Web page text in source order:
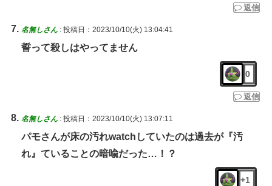
返信
名無しさん : 投稿日：2023/10/10(火) 13:04:41
誓って殺しはやってません
0
返信
名無しさん : 投稿日：2023/10/10(火) 13:07:11
パモさんが床の汚れwatchしていたのは過去が『汚
れ』ていることの暗喩だった…！？
+1